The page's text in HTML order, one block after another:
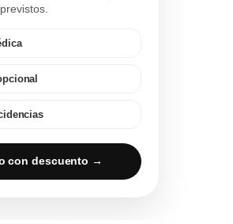
con descuento →